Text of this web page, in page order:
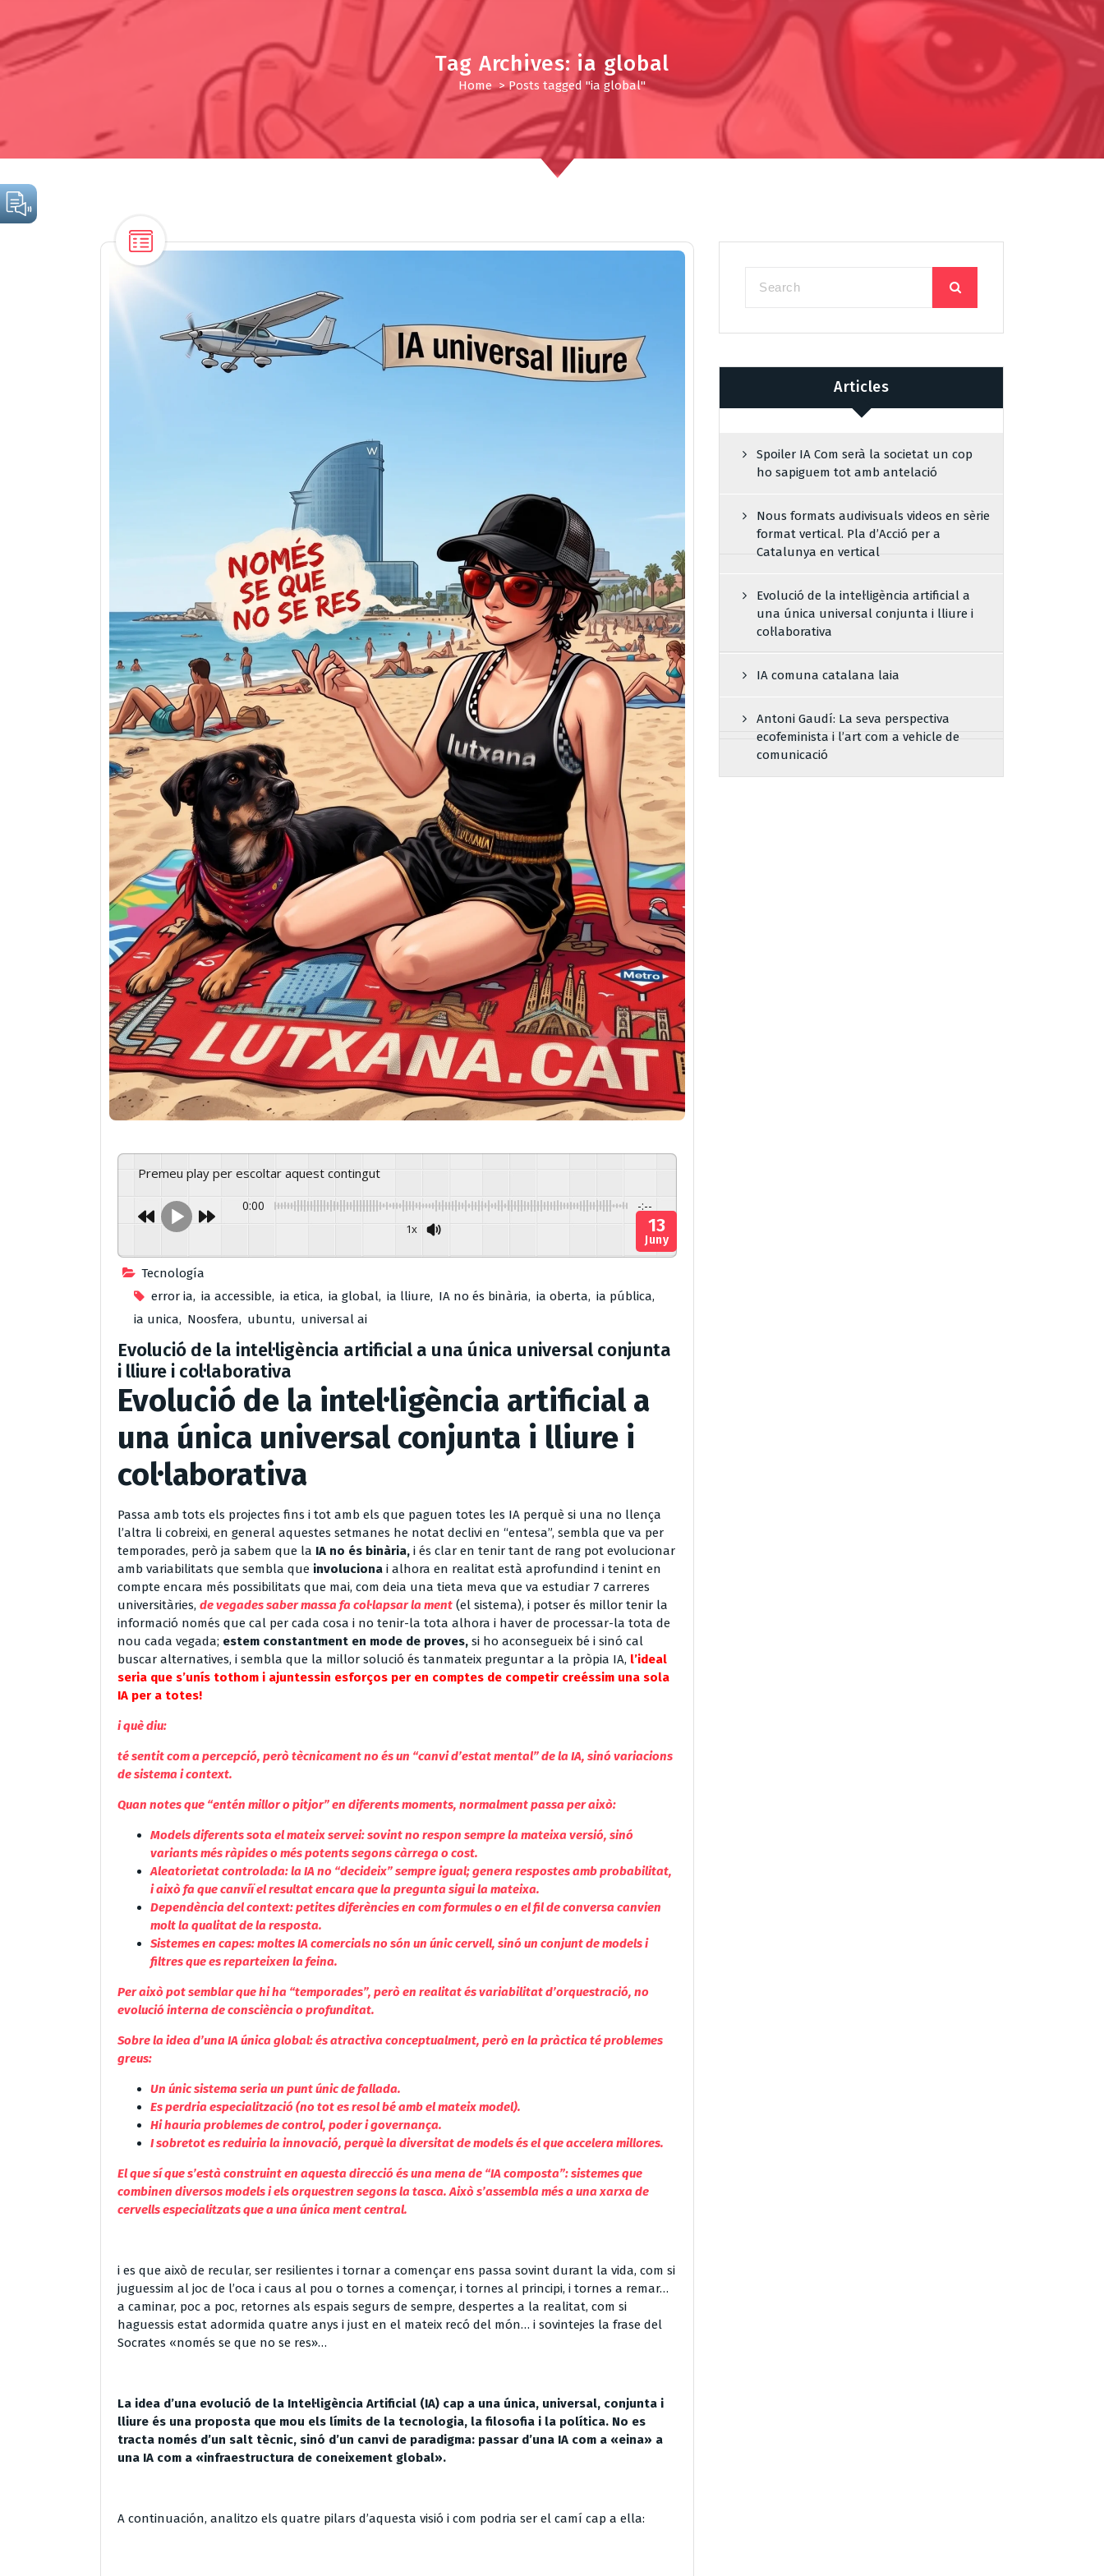
Tag Archives: ia global
Home>Posts tagged "ia global"
Premeu play per escoltar aquest contingut
0:00 -:--
1x
GSpeech
Tecnología
error ia, ia accessible, ia etica, ia global, ia lliure, IA no és binària, ia oberta, ia pública,
ia unica, Noosfera, ubuntu, universal ai
13
Juny
Evolució de la intel·ligència artificial a una única universal conjunta
i lliure i col·laborativa
Evolució de la intel·ligència artificial a
una única universal conjunta i lliure i
col·laborativa
Passa amb tots els projectes fins i tot amb els que paguen totes les IA perquè si una no llença
l’altra li cobreixi, en general aquestes setmanes he notat declivi en “entesa”, sembla que va per
temporades, però ja sabem que la IA no és binària, i és clar en tenir tant de rang pot evolucionar
amb variabilitats que sembla que involuciona i alhora en realitat està aprofundind i tenint en
compte encara més possibilitats que mai, com deia una tieta meva que va estudiar 7 carreres
universitàries, de vegades saber massa fa col·lapsar la ment (el sistema), i potser és millor tenir la
informació només que cal per cada cosa i no tenir-la tota alhora i haver de processar-la tota de
nou cada vegada; estem constantment en mode de proves, si ho aconsegueix bé i sinó cal
buscar alternatives, i sembla que la millor solució és tanmateix preguntar a la pròpia IA, l’ideal
seria que s’unís tothom i ajuntessin esforços per en comptes de competir creéssim una sola
IA per a totes!
i què diu:
té sentit com a percepció, però tècnicament no és un “canvi d’estat mental” de la IA, sinó variacions
de sistema i context.
Quan notes que “entén millor o pitjor” en diferents moments, normalment passa per això:
Models diferents sota el mateix servei: sovint no respon sempre la mateixa versió, sinó
variants més ràpides o més potents segons càrrega o cost.
Aleatorietat controlada: la IA no “decideix” sempre igual; genera respostes amb probabilitat,
i això fa que canviï el resultat encara que la pregunta sigui la mateixa.
Dependència del context: petites diferències en com formules o en el fil de conversa canvien
molt la qualitat de la resposta.
Sistemes en capes: moltes IA comercials no són un únic cervell, sinó un conjunt de models i
filtres que es reparteixen la feina.
Per això pot semblar que hi ha “temporades”, però en realitat és variabilitat d’orquestració, no
evolució interna de consciència o profunditat.
Sobre la idea d’una IA única global: és atractiva conceptualment, però en la pràctica té problemes
greus:
Un únic sistema seria un punt únic de fallada.
Es perdria especialització (no tot es resol bé amb el mateix model).
Hi hauria problemes de control, poder i governança.
I sobretot es reduiria la innovació, perquè la diversitat de models és el que accelera millores.
El que sí que s’està construint en aquesta direcció és una mena de “IA composta”: sistemes que
combinen diversos models i els orquestren segons la tasca. Això s’assembla més a una xarxa de
cervells especialitzats que a una única ment central.
i es que això de recular, ser resilientes i tornar a començar ens passa sovint durant la vida, com si
juguessim al joc de l’oca i caus al pou o tornes a començar, i tornes al principi, i tornes a remar…
a caminar, poc a poc, retornes als espais segurs de sempre, despertes a la realitat, com si
haguessis estat adormida quatre anys i just en el mateix recó del món… i sovintejes la frase del
Socrates «només se que no se res»…
La idea d’una evolució de la Intel·ligència Artificial (IA) cap a una única, universal, conjunta i
lliure és una proposta que mou els límits de la tecnologia, la filosofia i la política. No es
tracta només d’un salt tècnic, sinó d’un canvi de paradigma: passar d’una IA com a «eina» a
una IA com a «infraestructura de coneixement global».
A continuación, analitzo els quatre pilars d’aquesta visió i com podria ser el camí cap a ella:
Articles
Spoiler IA Com serà la societat un cop
ho sapiguem tot amb antelació
Nous formats audivisuals videos en sèrie
format vertical. Pla d’Acció per a
Catalunya en vertical
Evolució de la intel·ligència artificial a
una única universal conjunta i lliure i
col·laborativa
IA comuna catalana laia
Antoni Gaudí: La seva perspectiva
ecofeminista i l’art com a vehicle de
comunicació